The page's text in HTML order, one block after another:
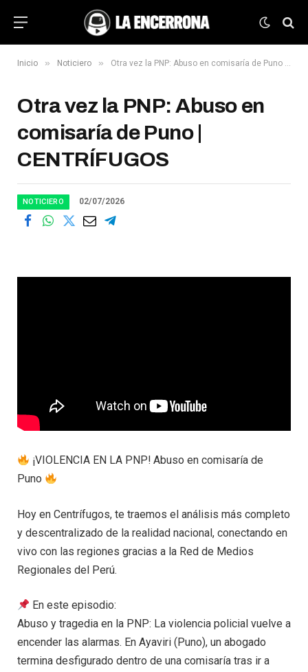
Inicio » Noticiero » Otra vez la PNP: Abuso en comisaría de Puno | CENTRÍFUGOS
Otra vez la PNP: Abuso en
comisaría de Puno |
CENTRÍFUGOS
NOTICIERO 02/07/2026
¡VIOLENCIA EN LA PNP! Abuso en comisaría de
Puno
Hoy en Centrífugos, te traemos el análisis más completo
y descentralizado de la realidad nacional, conectando en
vivo con las regiones gracias a la Red de Medios
Regionales del Perú.
En este episodio:
Abuso y tragedia en la PNP: La violencia policial vuelve a
encender las alarmas. En Ayaviri (Puno), un abogado
termina desfigurado dentro de una comisaría tras ir a